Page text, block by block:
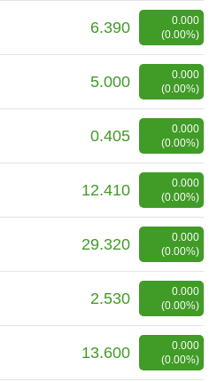
0.000
(0.00%)
6.390
0.000
(0.00%)
5.000
0.000
(0.00%)
0.405
0.000
(0.00%)
12.410
0.000
(0.00%)
29.320
0.000
(0.00%)
2.530
0.000
(0.00%)
13.600